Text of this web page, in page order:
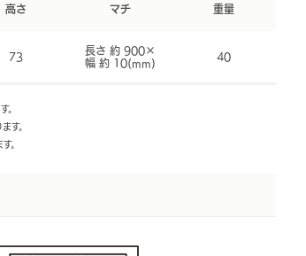
高さ
73
マチ
長さ 約 900×
幅 約 10(mm)
重量
40
。
す。
。